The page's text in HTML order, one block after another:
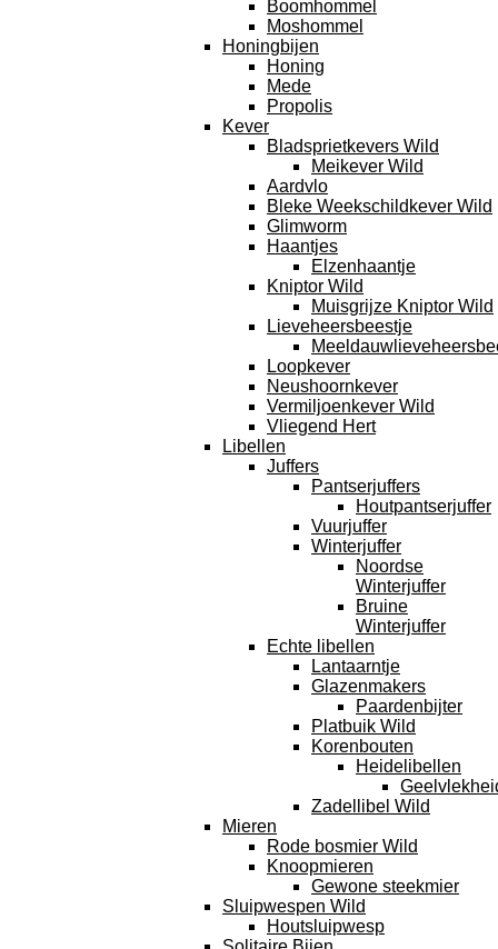
Boomhommel
Moshommel
Honingbijen
Honing
Mede
Propolis
Kever
Bladsprietkevers Wild
Meikever Wild
Aardvlo
Bleke Weekschildkever Wild
Glimworm
Haantjes
Elzenhaantje
Kniptor Wild
Muisgrijze Kniptor Wild
Lieveheersbeestje
Loopkever
Neushoornkever
Vermiljoenkever Wild
Vliegend Hert
Libellen
Juffers
Pantserjuffers
Houtpantserjuffer
Vuurjuffer
Winterjuffer
Noordse
Winterjuffer
Bruine
Winterjuffer
Echte libellen
Lantaarntje
Glazenmakers
Paardenbijter
Platbuik Wild
Korenbouten
Heidelibellen
Zadellibel Wild
Mieren
Rode bosmier Wild
Knoopmieren
Gewone steekmier
Sluipwespen Wild
Houtsluipwesp